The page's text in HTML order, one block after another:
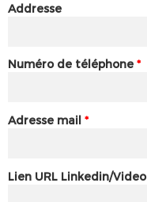
Addresse
Numéro de téléphone *
Adresse mail *
Lien URL Linkedin/Video